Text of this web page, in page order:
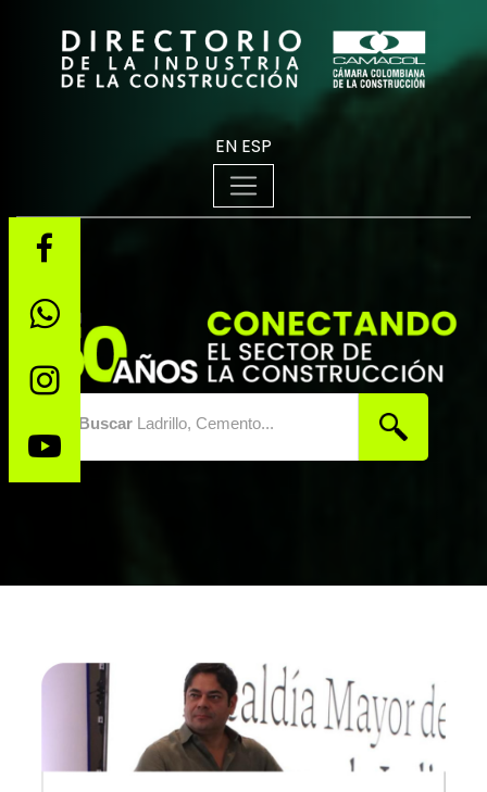
EN ESP
BuscarLadrillo, Cemento...